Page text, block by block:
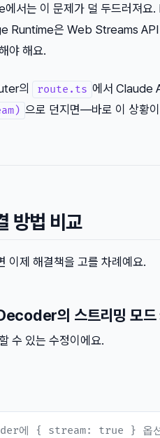
서는 이 문제가 덜 두드러져요
Runtime은 Web Streams API
야 해요.
의 route.ts 에서 Claude
으로 던지면—바로 이 상황
방법 비교
이제 해결책을 고를 차례예요.
의 스트리밍 모드
수 있는 수정이에요.
에 { stream: true } 옵